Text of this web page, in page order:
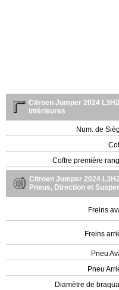
Citroen Jumper 2024
intérieures
Num. de
Coffre première
Citroen Jumper 2024
Pneus, Direction et
Freins
Freins
Pneu
Pneu
Diamètre de